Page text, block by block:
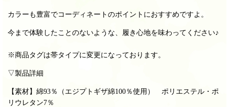
カラーも豊富でコーディネートのポイントにおすすめですよ。
今まで体験したことのないような、履き心地を味わってください♪
※商品タグは帯タイプに変更になっております。
▽製品詳細
【素材】綿93％（エジプトギザ綿100％使用） ポリエステル・ポ
リウレタン7％